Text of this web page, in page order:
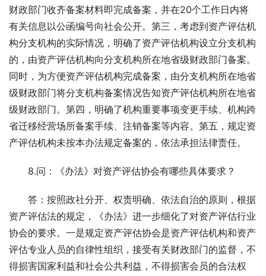
财政部门收齐备案材料即完成备案，并在20个工作日内将
有关信息以公函编号向社会公开。第三，考虑到资产评估机
构分支机构的实际情况，明确了资产评估机构设立分支机构
的，由资产评估机构向分支机构所在地省级财政部门备案。
同时，为方便资产评估机构完成备案，由分支机构所在地省
级财政部门将分支机构备案情况告知资产评估机构所在地省
级财政部门。第四，明确了机构重要事项变更手续、机构跨
省迁移经营场所备案手续、注销备案等内容。第五，规定资
产评估机构未按本办法规定备案的，依法承担法律责任。
8.问：《办法》对资产评估协会有哪些具体要求？
答：按照政社分开、权责明确、依法自治的原则，根据
资产评估法的规定，《办法》进一步细化了对资产评估行业
协会的要求。一是规定资产评估协会是资产评估机构和资产
评估专业人员的自律性组织，接受有关财政部门的监督，不
得损害国家利益和社会公共利益，不得损害会员的合法权